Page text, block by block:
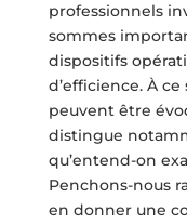
professionnels
sommes
dispositifs
d’efficience. À
peuvent être
distingue
qu’entend-on
Penchons-nous
en donner une